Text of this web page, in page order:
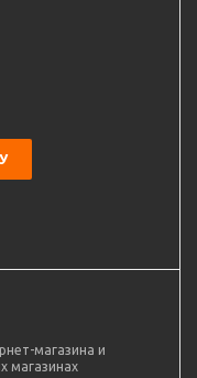
магазина и
магазинах